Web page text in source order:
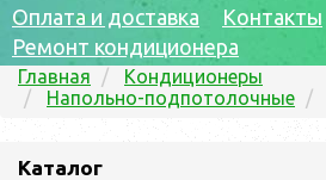
Оплата и доставка
Контакты
Ремонт кондиционера
Главная
Кондиционеры
Напольно-подпотолочные
Каталог